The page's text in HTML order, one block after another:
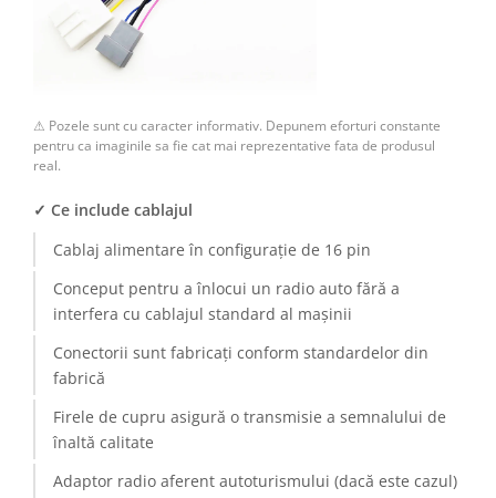
Camere Fiat
Camere Peugeot
Camere înregistrare trafic
Accesorii multimedia
Conectică Auto
Conectică Auto
Conectică Audi
Conectică BMW
⚠ Pozele sunt cu caracter informativ. Depunem eforturi constante
pentru ca imaginile sa fie cat mai reprezentative fata de produsul
real.
✓ Ce include cablajul
Cablaj alimentare în configurație de 16 pin
Conceput pentru a înlocui un radio auto fără a
interfera cu cablajul standard al mașinii
Conectorii sunt fabricați conform standardelor din
fabrică
Firele de cupru asigură o transmisie a semnalului de
înaltă calitate
Adaptor radio aferent autoturismului (dacă este cazul)